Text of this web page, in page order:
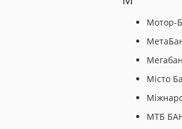
Мотор-
Місто
МТБ